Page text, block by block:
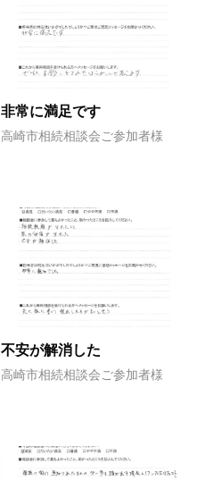
非常に満足です
高崎市相続相談会ご参加者様
不安が解消した
高崎市相続相談会ご参加者様